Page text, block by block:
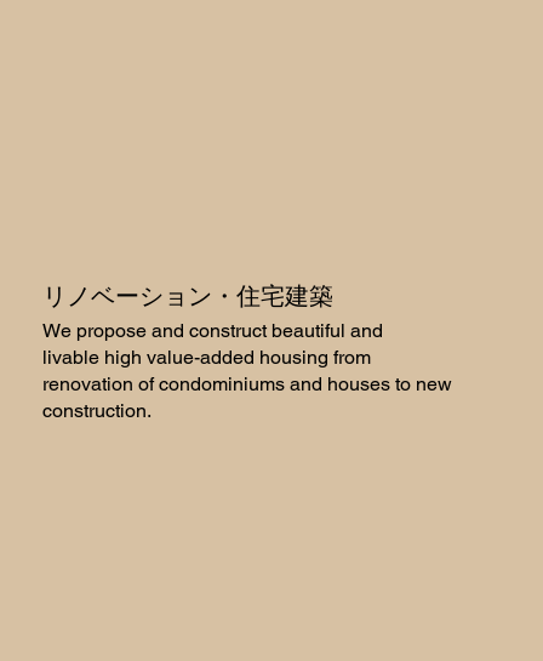
リノベーション・住宅建築
We propose and construct beautiful and
livable high value-added housing from
renovation of condominiums and houses to new
construction.